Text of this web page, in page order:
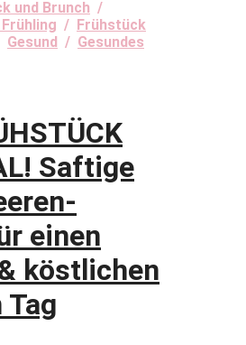
und Brunch /
/ Frühstück
Gesund / Gesundes
Saftige
einen
köstlichen